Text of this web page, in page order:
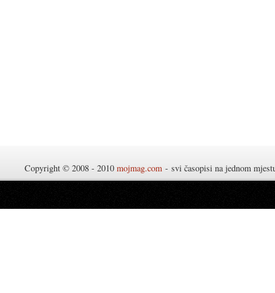
Copyright © 2008 - 2010 mojmag.com - svi časopisi na jednom